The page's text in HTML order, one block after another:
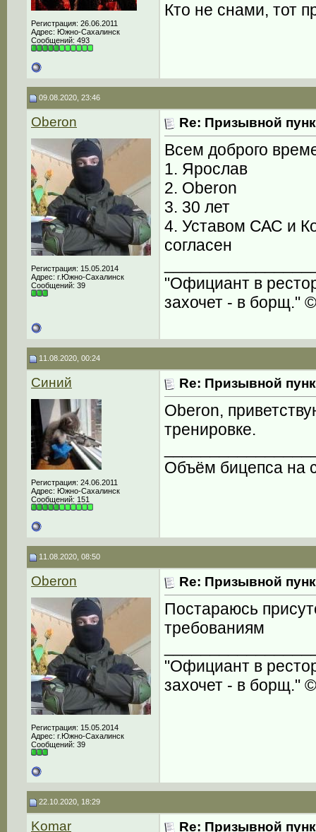
Регистрация: 26.06.2011
Адрес: Южно-Сахалинск
Сообщений: 493
Кто не снами, тот
09.08.2020, 23:46
Oberon
Регистрация: 15.05.2014
Адрес: г.Южно-Сахалинск
Сообщений: 39
Re: Призывной
Всем доброго
1. Ярослав
2. Oberon
3. 30 лет
4. Уставом САС и
согласен
"Официант в
захочет - в борщ." ©
11.08.2020, 00:24
Синий
Регистрация: 24.06.2011
Адрес: Южно-Сахалинск
Сообщений: 151
Re: Призывной
Oberon,
тренировке.
Объём бицепса на
11.08.2020, 08:50
Oberon
Регистрация: 15.05.2014
Адрес: г.Южно-Сахалинск
Сообщений: 39
Re: Призывной
Постараюсь
требованиям
"Официант в
захочет - в борщ." ©
22.10.2020, 18:29
Komar Re: Призывной